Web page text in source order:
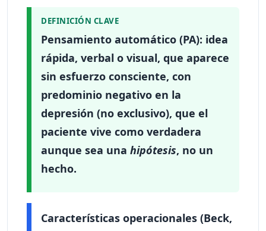
DEFINICIÓN CLAVE
Pensamiento automático (PA): idea
rápida, verbal o visual, que aparece
sin esfuerzo consciente, con
predominio negativo en la
depresión (no exclusivo), que el
paciente vive como verdadera
aunque sea una hipótesis, no un
hecho.
Características operacionales (Beck,